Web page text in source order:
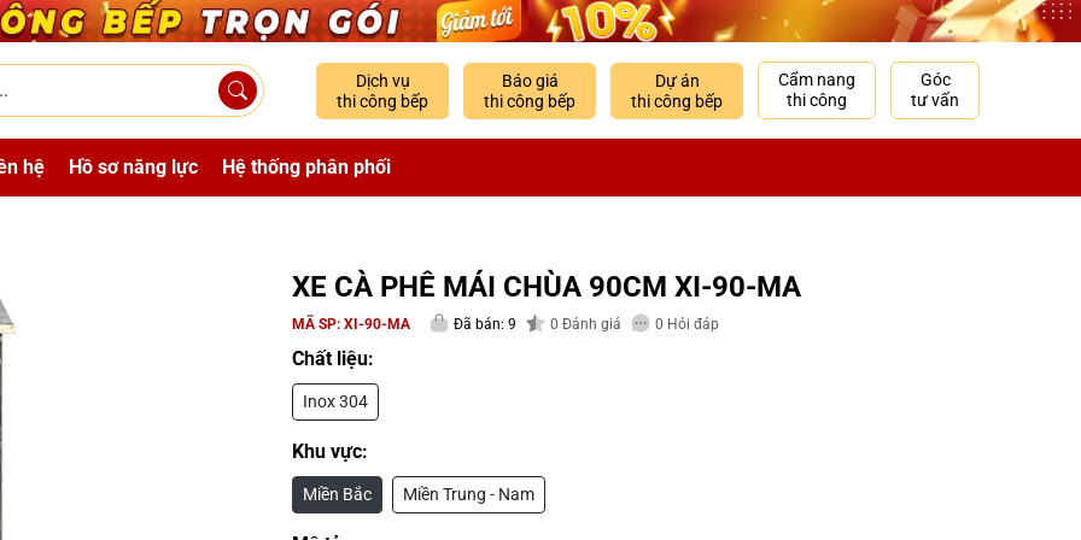
Dịch vụ
thi công bếp
Báo giá
thi công bếp
Dự án
thi công bếp
Cẩm nang
thi công
Góc
tư vấn
hệ Hồ sơ năng lực Hệ thống phân phối
XE CÀ PHÊ MÁI CHÙA 90CM XI-90-MA
MÃ SP: XI-90-MA Đã bán: 9 0 Đánh giá 0 Hỏi đáp
Chất liệu:
Inox 304
Khu vực:
Miền Bắc Miền Trung - Nam